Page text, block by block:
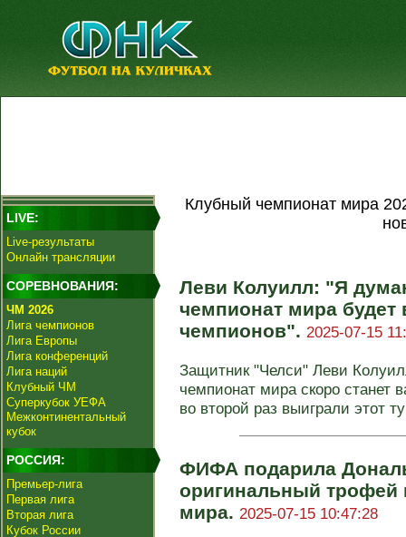
LIVE:
Live-результаты
Онлайн трансляции
СОРЕВНОВАНИЯ:
ЧМ 2026
Лига чемпионов
Лига Европы
Лига конференций
Лига наций
Клубный ЧМ
Суперкубок УЕФА
Межконтинентальный
кубок
РОССИЯ:
Премьер-лига
Первая лига
Вторая лига
Кубок России
Клубный чемпионат мира
Леви Колуилл: "Я
чемпионат мира будет
чемпионов". 2025-07-15
Защитник "Челси" Леви
чемпионат мира скоро станет
во второй раз выиграли этот
ФИФА подарила
оригинальный трофей
мира. 2025-07-15 10:47:28